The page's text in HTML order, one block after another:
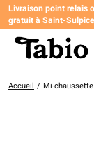
Livraison point relais
gratuit à Saint-Sulpice
Accueil / Mi-